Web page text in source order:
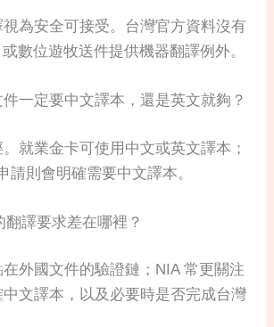
為安全可接受。台灣官方資料沒有
數位遊牧送件提供機器翻譯例外。
一定要中文譯本，還是英文就夠？
就業金卡可使用中文或英文譯本；
請則會明確需要中文譯本。
翻譯要求差在哪裡？
在外國文件的驗證鏈；NIA 常更關注
文譯本，以及必要時是否完成台灣